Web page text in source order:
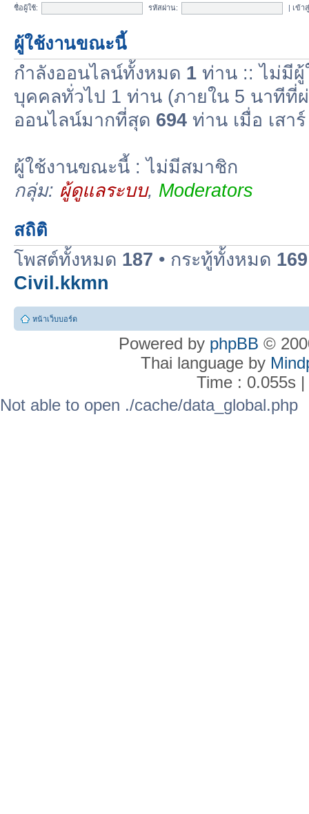
ชื่อผู้ใช้: รหัสผ่าน: | เข้า
ผู้ใช้งานขณะนี้
กำลังออนไลน์ทั้งหมด 1 ท่าน :: ไม่มีผู้
บุคคลทั่วไป 1 ท่าน (ภายใน 5 นาทีที่
ออนไลน์มากที่สุด 694 ท่าน เมื่อ เสา
ผู้ใช้งานขณะนี้ : ไม่มีสมาชิก
กลุ่ม: ผู้ดูแลระบบ, Moderators
สถิติ
โพสต์ทั้งหมด 187 • กระทู้ทั้งหมด 169
Civil.kkmn
หน้าเว็บบอร์ด
Powered by phpBB ©
Thai language by
Time : 0.055s
Not able to open ./cache/data_global.php